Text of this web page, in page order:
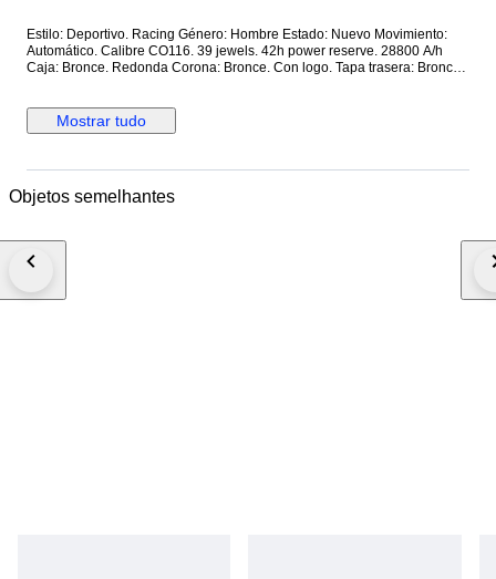
Estilo: Deportivo. Racing Género: Hombre Estado: Nuevo Movimiento:
Automático. Calibre CO116. 39 jewels. 42h power reserve. 28800 A/h
Caja: Bronce. Redonda Corona: Bronce. Con logo. Tapa trasera: Bronce.
central. Cristal: Zafiro esférico antirreflectante Correa: Piel marrón. Cierre:
Titanio con PVD negro. Con logo. Con pulsadores. Deployante de
50.7 mm. Grueso: 14.3 mm. Anchura entre asas: 22.5 mm. Anchura cierre:
madera. Documentación completa Precio de tarifa (PVP): 14000€
Mostrar tudo
Objetos semelhantes